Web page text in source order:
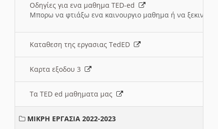
Οδηγίες για ενα μαθημα TED-ed
Μπορω να φτιάξω ενα καινουργιο μαθημα ή να
Καταθεση της εργασιας TedED
Καρτα εξοδου 3
Τα TED ed μαθηματα μας
ΜΙΚΡΗ ΕΡΓΑΣΙΑ 2022-2023